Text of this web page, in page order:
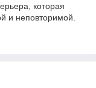
которая
и неповторимой.